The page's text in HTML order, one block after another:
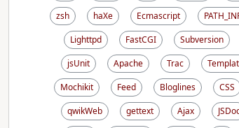
zsh
haXe Ecmascript
Lighttpd
FastCGI Subversion
jsUnit
Apache Trac
Mochikit
Feed Bloglines CSS
qwikWeb
gettext Ajax